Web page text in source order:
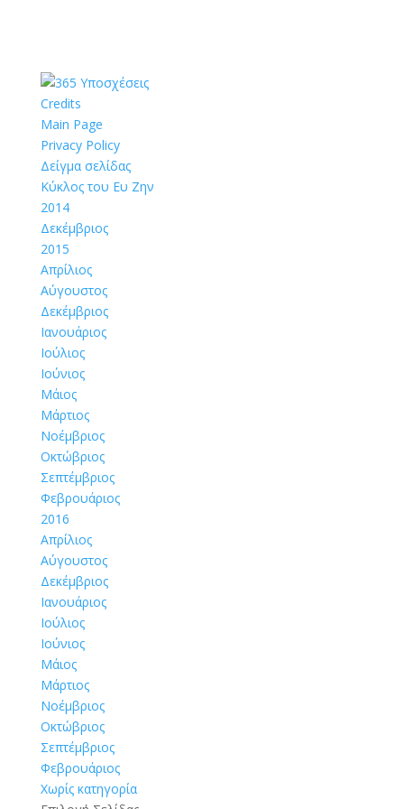
Credits
Main Page
Privacy Policy
Δείγμα σελίδας
Κύκλος του Ευ Ζην
2014
Δεκέμβριος
2015
Απρίλιος
Αύγουστος
Δεκέμβριος
Ιανουάριος
Ιούλιος
Ιούνιος
Μάιος
Μάρτιος
Νοέμβριος
Οκτώβριος
Σεπτέμβριος
Φεβρουάριος
2016
Απρίλιος
Αύγουστος
Δεκέμβριος
Ιανουάριος
Ιούλιος
Ιούνιος
Μάιος
Μάρτιος
Νοέμβριος
Οκτώβριος
Σεπτέμβριος
Φεβρουάριος
Χωρίς κατηγορία